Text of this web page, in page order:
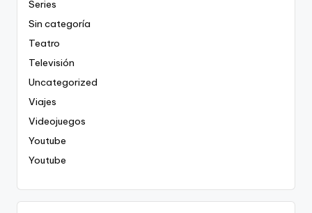
Series
Sin categoría
Teatro
Televisión
Uncategorized
Viajes
Videojuegos
Youtube
Youtube